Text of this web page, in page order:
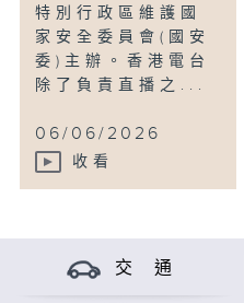
特別行政區維護國
家安全委員會(國安
委)主辦。香港電台
除了負責直播之...
06/06/2026
收看
交 通